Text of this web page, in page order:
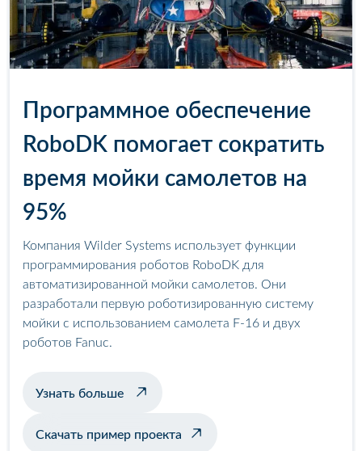
Программное обеспечение
RoboDK помогает сократить
время мойки самолетов на
95%
Компания Wilder Systems использует функции
программирования роботов RoboDK для
автоматизированной мойки самолетов. Они
разработали первую роботизированную систему
мойки с использованием самолета F-16 и двух
роботов Fanuc.
Узнать большеоб автоматической мойке самолетов
Скачать пример проекта